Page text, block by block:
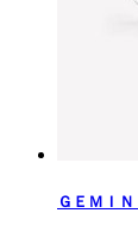
ＧＥＭＩ